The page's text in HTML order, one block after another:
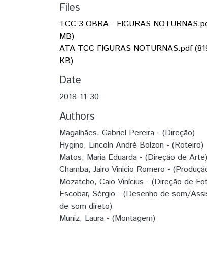
Files
TCC 3 OBRA - FIGURAS
MB)
ATA TCC FIGURAS NOTURNAS.pdf
KB)
Date
2018-11-30
Authors
Magalhães, Gabriel Pereira - (Direção)
Hygino, Lincoln André Bolzon - (Roteiro)
Matos, Maria Eduarda - (Direção de Arte)
Chamba, Jairo Vinicio Romero -
Mozatcho, Caio Vinícius - (Direção de
Escobar, Sérgio - (Desenho de som/
de som direto)
Muniz, Laura - (Montagem)